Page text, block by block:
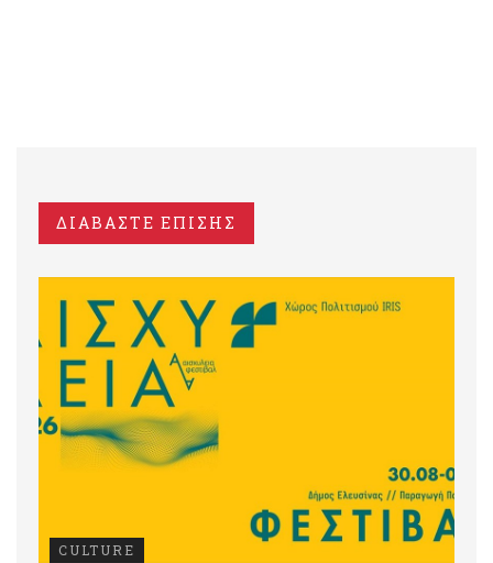
ΔΙΑΒΑΣΤΕ ΕΠΙΣΗΣ
CULTURE